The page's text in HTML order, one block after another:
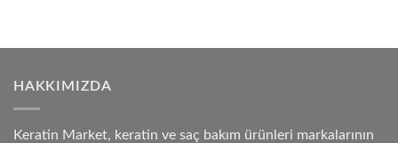
HAKKIMIZDA
Keratin Market, keratin ve saç bakım ürünleri markalarının